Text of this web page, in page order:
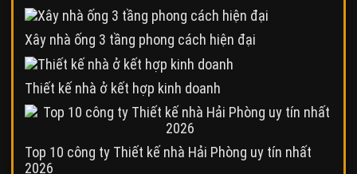
Xây nhà ống 3 tầng phong cách hiện đại
Thiết kế nhà ở kết hợp kinh doanh
Top 10 công ty Thiết kế nhà Hải Phòng uy tín nhất
2026